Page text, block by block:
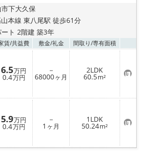
下大久保
山本線 東八尾駅 徒歩61分
ート 2階建 築3年
賃/共益費 敷金/礼金 間取り/専有面積
6.5万円
0.4万円
－
68000ヶ月
2LDK
60.5m² お
気
に
入
り
登
録
5.9万円
0.4万円
－
1 ヶ月
1LDK
50.24m² お
気
に
入